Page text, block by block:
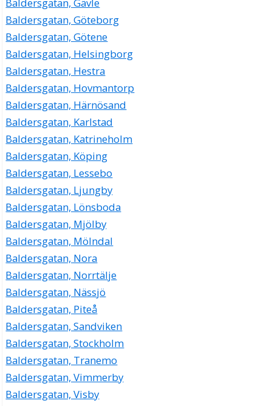
Baldersgatan, Gävle
Baldersgatan, Göteborg
Baldersgatan, Götene
Baldersgatan, Helsingborg
Baldersgatan, Hestra
Baldersgatan, Hovmantorp
Baldersgatan, Härnösand
Baldersgatan, Karlstad
Baldersgatan, Katrineholm
Baldersgatan, Köping
Baldersgatan, Lessebo
Baldersgatan, Ljungby
Baldersgatan, Lönsboda
Baldersgatan, Mjölby
Baldersgatan, Mölndal
Baldersgatan, Nora
Baldersgatan, Norrtälje
Baldersgatan, Nässjö
Baldersgatan, Piteå
Baldersgatan, Sandviken
Baldersgatan, Stockholm
Baldersgatan, Tranemo
Baldersgatan, Vimmerby
Baldersgatan, Visby